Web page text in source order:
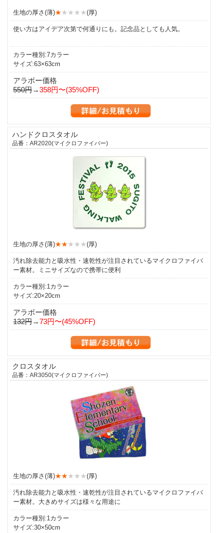
生地の厚さ(薄)★★★★★(厚)
使い方はアイデア次第で何通りにも。記念品としても人気。
カラー種別:7カラー
サイズ:63×63cm
アラボー価格
550円→358円〜(35%OFF)
ハンドクロスタオル
品番：AR2020(マイクロファイバー)
生地の厚さ(薄)★★★★★(厚)
汚れ除去能力と吸水性・速乾性が注目されているマイクロファイバ
ー素材。ミニサイズなので携帯に便利
カラー種別:1カラー
サイズ:20×20cm
アラボー価格
132円→73円〜(45%OFF)
クロスタオル
品番：AR3050(マイクロファイバー)
生地の厚さ(薄)★★★★★(厚)
汚れ除去能力と吸水性・速乾性が注目されているマイクロファイバ
ー素材。大きめサイズは様々な用途に
カラー種別:1カラー
サイズ:30×50cm